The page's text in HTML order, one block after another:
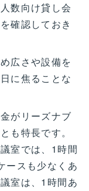
数向け貸し会
確認しておき
広さや設備を
に焦ることな
がリーズナブ
も特長です。
室では、1時間
ースも少なくあ
室は、1時間あ